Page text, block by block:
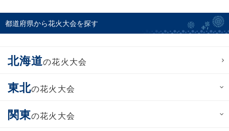
都道府県から花火大会を探す
北海道の花火大会
東北の花火大会
関東の花火大会